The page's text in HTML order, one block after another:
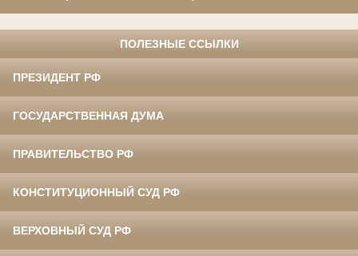
ПОЛЕЗНЫЕ ССЫЛКИ
ПРЕЗИДЕНТ РФ
ГОСУДАРСТВЕННАЯ ДУМА
ПРАВИТЕЛЬСТВО РФ
КОНСТИТУЦИОННЫЙ СУД РФ
ВЕРХОВНЫЙ СУД РФ